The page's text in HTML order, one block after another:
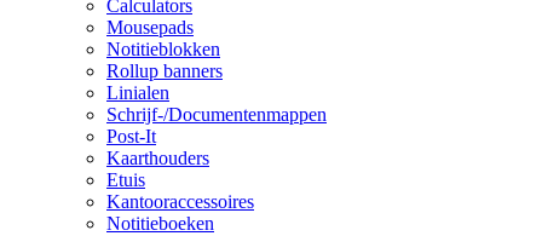
Calculators
Mousepads
Notitieblokken
Rollup banners
Linialen
Schrijf-/Documentenmappen
Post-It
Kaarthouders
Etuis
Kantooraccessoires
Notitieboeken